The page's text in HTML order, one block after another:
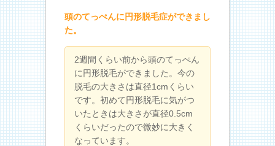
頭のてっぺんに円形脱毛症ができまし
た。
2週間くらい前から頭のてっぺん
に円形脱毛ができました。今の
脱毛の大きさは直径1cmくらい
です。初めて円形脱毛に気がつ
いたときは大きさが直径0.5cm
くらいだったので微妙に大きく
なっています。